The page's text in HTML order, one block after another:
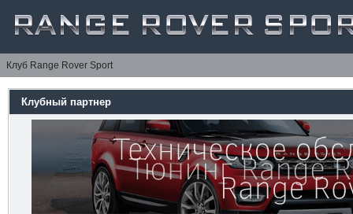
Клуб Range Rover Sport
Клубный партнер